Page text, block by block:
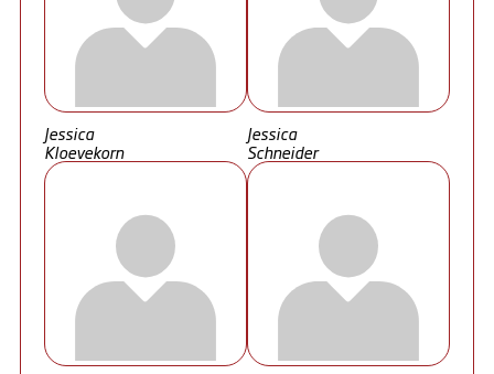
Jessica
Kloevekorn
Jessica
Schneider